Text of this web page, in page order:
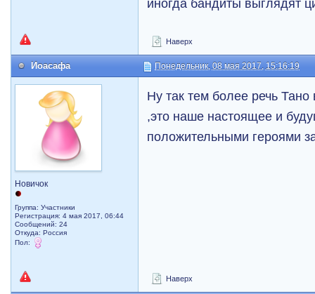
иногда бандиты выглядят
Наверх
Иоасафа Понедельник, 08 мая 2017, 15:16:19
Новичок
Группа: Участники
Регистрация: 4 мая 2017, 06:44
Сообщений: 24
Откуда: Россия
Пол:
Ну так тем более речь Тано
,это наше настоящее и
положительными героями
Наверх